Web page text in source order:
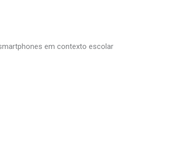
em contexto escolar